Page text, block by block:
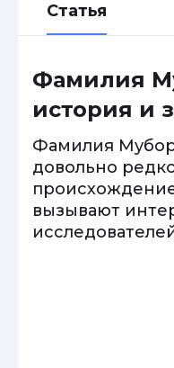
Статья
Фамилия
история и
Фамилия
довольно
вызывают